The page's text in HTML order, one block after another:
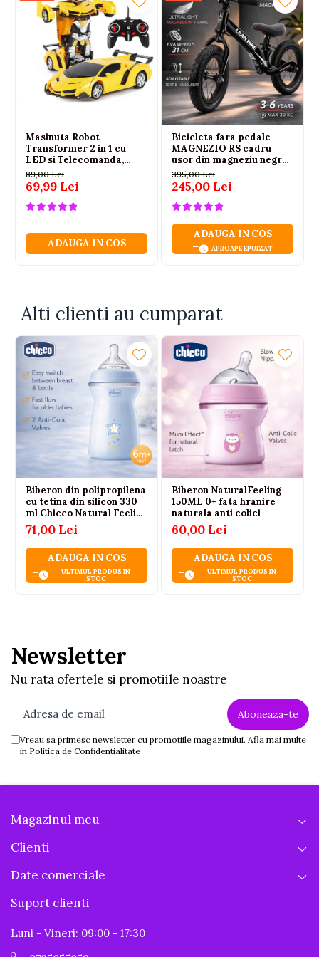
Masinuta Robot
Transformer 2 in 1 cu
LED si Telecomanda,
Scara 1:18, Galbena, 6 ani+
89,00 Lei
69,99 Lei
ADAUGA IN COS
Bicicleta fara pedale
MAGNEZIO RS cadru
usor din magneziu negru
3-6 ani
395,00 Lei
245,00 Lei
ADAUGA IN COS
APROAPE EPUIZAT
Alti clienti au cumparat
Biberon din polipropilena
cu tetina din silicon 330
ml Chicco Natural Feeling
153756, Albastru
71,00 Lei
ADAUGA IN COS
ULTIMUL PRODUS IN
STOC
Biberon NaturalFeeling
150ML 0+ fata hranire
naturala anti colici
60,00 Lei
ADAUGA IN COS
ULTIMUL PRODUS IN
STOC
Newsletter
Nu rata ofertele si promotiile noastre
Vreau sa primesc newsletter cu promotiile magazinului. Afla mai multe
in Politica de Confidentialitate
Magazinul meu
Clienti
Date comerciale
Suport clienti
Luni - Vineri: 09:00 - 17:30